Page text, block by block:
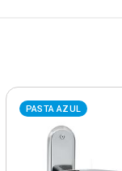
PASTA AZUL